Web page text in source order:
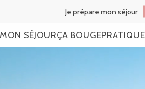
Je prépare mon séjour
MON SÉJOURÇA BOUGEPRATIQUE